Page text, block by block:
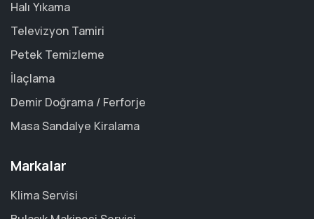
Halı Yıkama
Televizyon Tamiri
Petek Temizleme
İlaçlama
Demir Doğrama / Ferforje
Masa Sandalye Kiralama
Markalar
Klima Servisi